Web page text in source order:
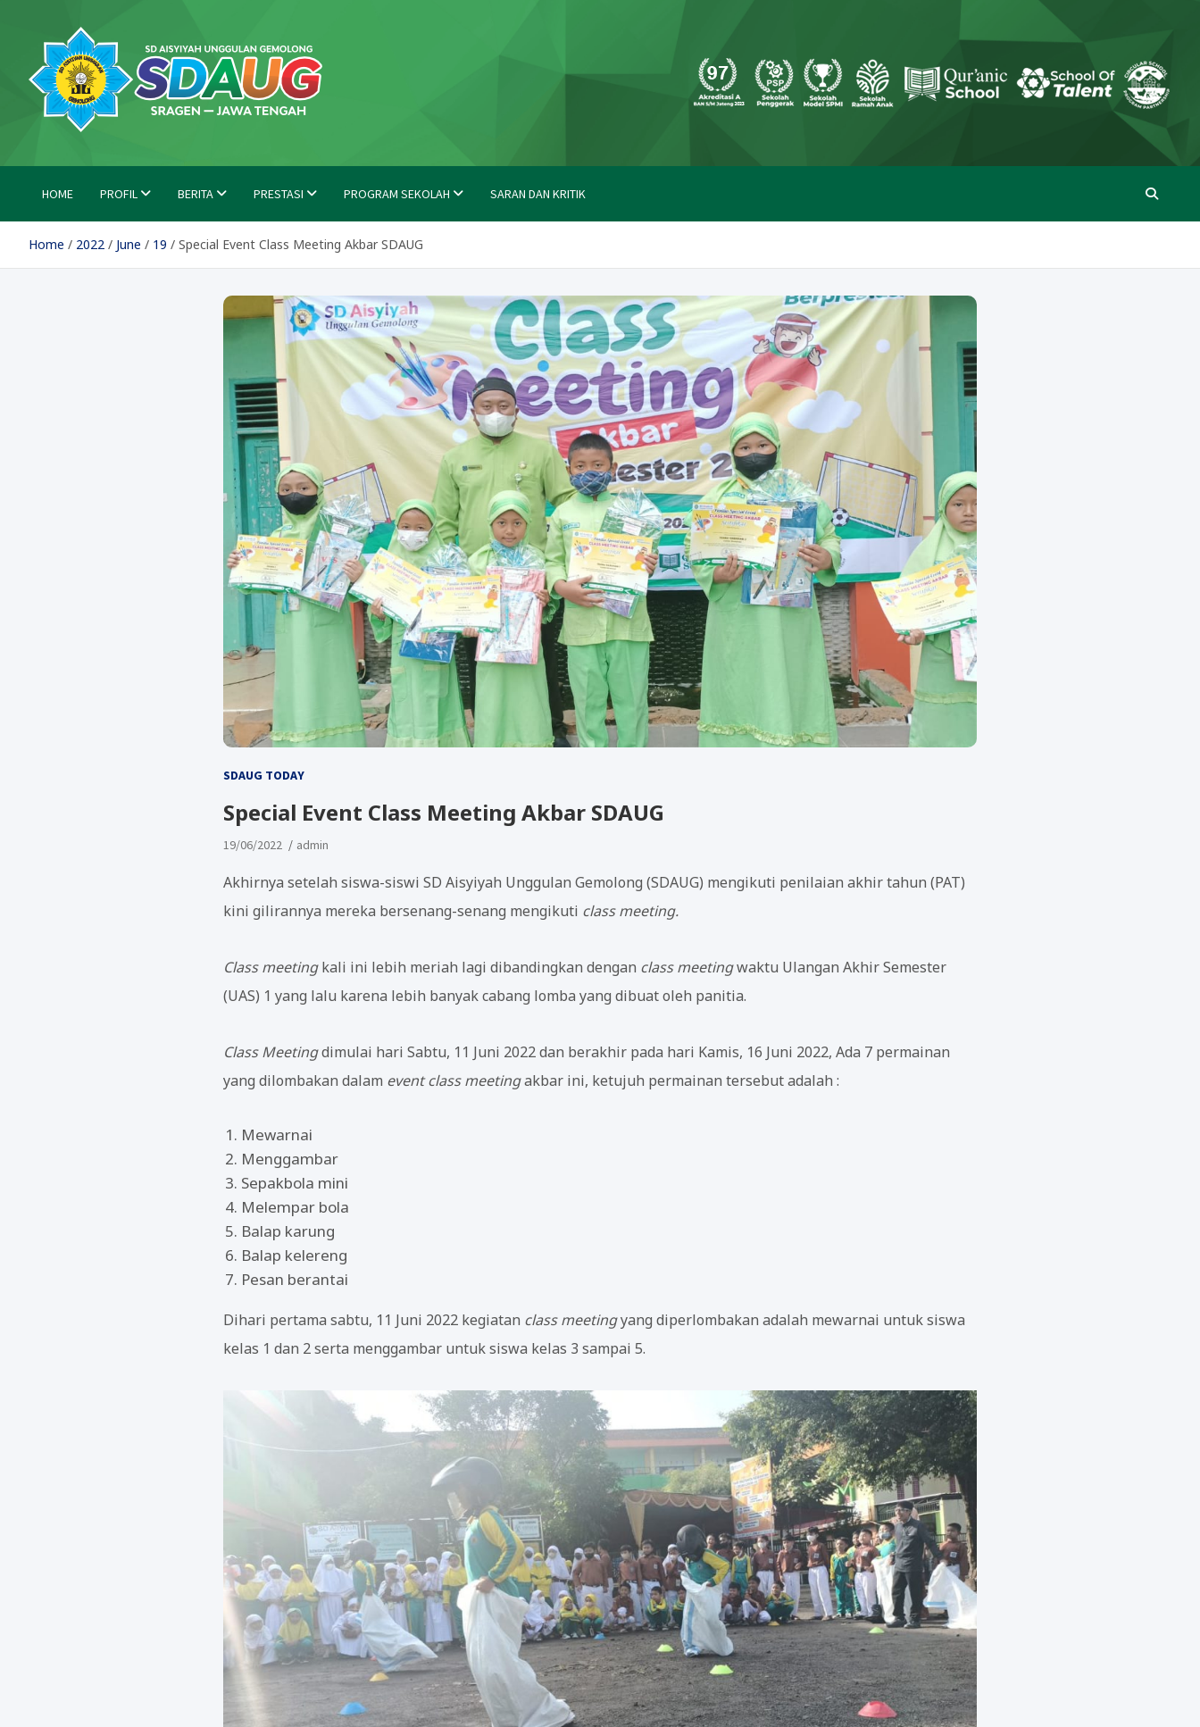
content
SD Aisyiyah Unggulan Gemolong
HOME PROFIL BERITA PRESTASI PROGRAM SEKOLAH SARAN DAN KRITIK
Home 2022 June 19 Special Event Class Meeting Akbar SDAUG
SDAUG TODAY
Special Event Class Meeting Akbar SDAUG
19/06/2022 admin
Akhirnya setelah siswa-siswi SD Aisyiyah Unggulan Gemolong (SDAUG) mengikuti penilaian akhir tahun (PAT)
kini gilirannya mereka bersenang-senang mengikuti class meeting.
Class meetingkali ini lebih meriah lagi dibandingkan dengan class meetingwaktu Ulangan Akhir Semester
(UAS) 1 yang lalu karena lebih banyak cabang lomba yang dibuat oleh panitia.
Class Meetingdimulai hari Sabtu, 11 Juni 2022 dan berakhir pada hari Kamis, 16 Juni 2022, Ada 7 permainan
yang dilombakan dalam event class meetingakbar ini, ketujuh permainan tersebut adalah :
Mewarnai
Menggambar
Sepakbola mini
Melempar bola
Balap karung
Balap kelereng
Pesan berantai
Dihari pertama sabtu, 11 Juni 2022 kegiatan class meetingyang diperlombakan adalah mewarnai untuk siswa
kelas 1 dan 2 serta menggambar untuk siswa kelas 3 sampai 5.